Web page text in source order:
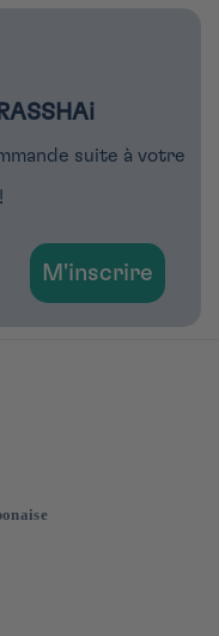
suite à votre
M'inscrire